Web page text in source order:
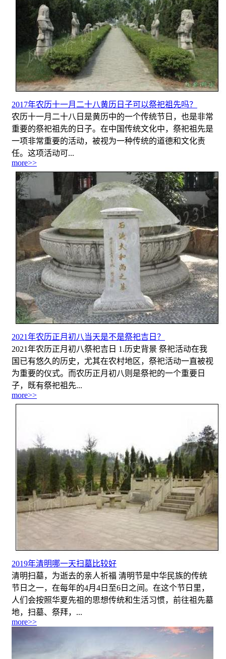
2017年农历十一月二十八黄历日子可以祭祀祖先吗？
农历十一月二十八日是黄历中的一个传统节日，也是非常
重要的祭祀祖先的日子。在中国传统文化中，祭祀祖先是
一项非常重要的活动，被视为一种传统的道德和文化责
任。这项活动可...
more>>
2021年农历正月初八当天是不是祭祀吉日？
2021年农历正月初八祭祀吉日 1.历史背景 祭祀活动在我
国已有悠久的历史，尤其在农村地区，祭祀活动一直被视
为重要的仪式。而农历正月初八则是祭祀的一个重要日
子，既有祭祀祖先...
more>>
2019年清明哪一天扫墓比较好
清明扫墓，为逝去的亲人祈福 清明节是中华民族的传统
节日之一，在每年的4月4日至6日之间。在这个节日里，
人们会按照华夏先祖的思想传统和生活习惯，前往祖先墓
地，扫墓、祭拜，...
more>>